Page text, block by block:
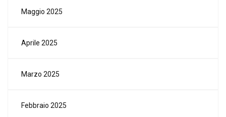
Maggio 2025
Aprile 2025
Marzo 2025
Febbraio 2025